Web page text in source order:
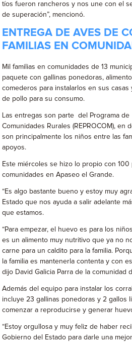
tíos fueron rancheros y nos une con el
de superación”, mencionó.
ENTREGA DE AVES DE
FAMILIAS EN
Mil familias en comunidades de 13
paquete con gallinas ponedoras,
comederos para instalarlos en sus
de pollo para su consumo.
Las entregas son parte del Programa
Comunidades Rurales (REPROCOM), en
son principalmente los niños entre las
apoyos.
Este miércoles se hizo lo propio con 100
comunidades en Apaseo el Grande.
“Es algo bastante bueno y estoy muy
Estado que nos ayuda a salir adelante
que estamos.
“Para empezar, el huevo es para los
es un alimento muy nutritivo que ya no
carne para un caldito para la familia.
la familia es mantenerla contenta y con
dijo David Galicia Parra de la comunidad
Además del equipo para instalar los
incluye 23 gallinas ponedoras y 2 gallos
comenzar a reproducirse y generar
“Estoy orgullosa y muy feliz de haber
Gobierno del Estado para darle una